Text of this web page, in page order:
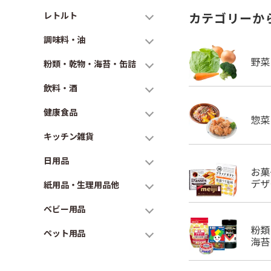
レトルト
調味料・油
粉類・乾物・海苔・缶詰
飲料・酒
健康食品
キッチン雑貨
日用品
紙用品・生理用品他
ベビー用品
ペット用品
カテゴリーか